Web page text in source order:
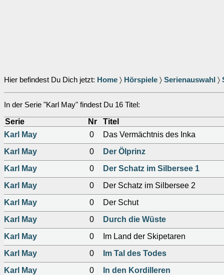
Hier befindest Du Dich jetzt: Home 〉 Hörspiele 〉 Serienauswahl 〉
In der Serie "Karl May" findest Du 16 Titel:
Serie Nr
Titel
Karl May
0
Das Vermächtnis des Inka
Karl May
0
Der Ölprinz
Karl May
0
Der Schatz im Silbersee 1
Karl May
0
Der Schatz im Silbersee 2
Karl May
0
Der Schut
Karl May
0
Durch die Wüste
Karl May
0
Im Land der Skipetaren
Karl May
0
Im Tal des Todes
Karl May
0
In den Kordilleren